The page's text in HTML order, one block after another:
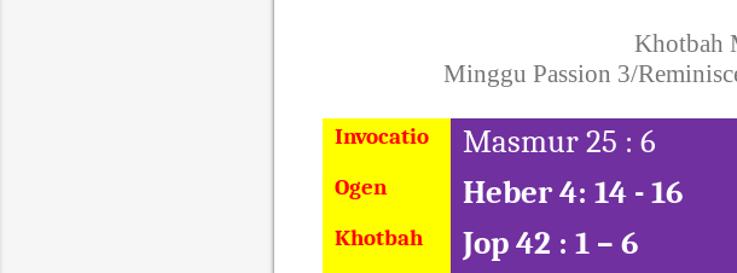
Khotbah
Minggu Passion 3/
Invocatio Masmur 25 : 6
Ogen Heber 4: 14 - 16
Khotbah Jop 42 : 1 – 6